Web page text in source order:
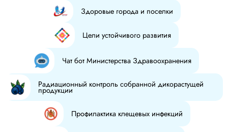
Здоровые города и поселки
Цели устойчивого развития
Чат бот Министерства Здравоохранения
Радиационный контроль собранной дикорастущей
продукции
Профилактика клещевых инфекций